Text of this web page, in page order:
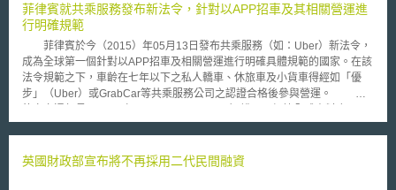
菲律賓就共乘服務發布新法令，針對以APP招車及其相關營運進
行明確規範
菲律賓於今（2015）年05月13日發布共乘服務（如：Uber）新法令，
成為全球第一個針對以APP招車及相關營運進行明確具體規範的國家。在該
法令規範之下，車齡在七年以下之私人轎車、休旅車及小貨車得經如「優
步」（Uber）或GrabCar等共乘服務公司之認證合格後參與營運。 菲
“Numbeo”公司之調查研究，由於首都馬尼拉（東南亞第二壅塞，僅次於印
要性。 「我們不應將共乘服務視為傳統計程車產業的損害者，而應該
英國財政部宣布將不再採用二代民間融資